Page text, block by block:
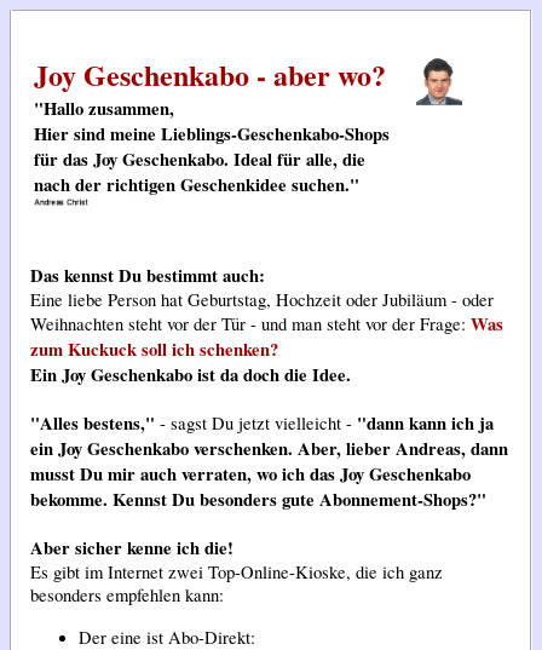
Joy Geschenkabo - aber wo?
"Hallo zusammen,
Hier sind meine Lieblings-Geschenkabo-Shops
für das Joy Geschenkabo. Ideal für alle, die
nach der richtigen Geschenkidee suchen."
Das kennst Du bestimmt auch:
Eine liebe Person hat Geburtstag, Hochzeit oder Jubiläum - oder
Weihnachten steht vor der Tür - und man steht vor der Frage: Was
zum Kuckuck soll ich schenken?
Ein Joy Geschenkabo ist da doch die Idee.
"Alles bestens," - sagst Du jetzt vielleicht - "dann kann ich ja
ein Joy Geschenkabo verschenken. Aber, lieber Andreas, dann
musst Du mir auch verraten, wo ich das Joy Geschenkabo
bekomme. Kennst Du besonders gute Abonnement-Shops?"
Aber sicher kenne ich die!
Es gibt im Internet zwei Top-Online-Kioske, die ich ganz
besonders empfehlen kann:
Der eine ist Abo-Direkt: